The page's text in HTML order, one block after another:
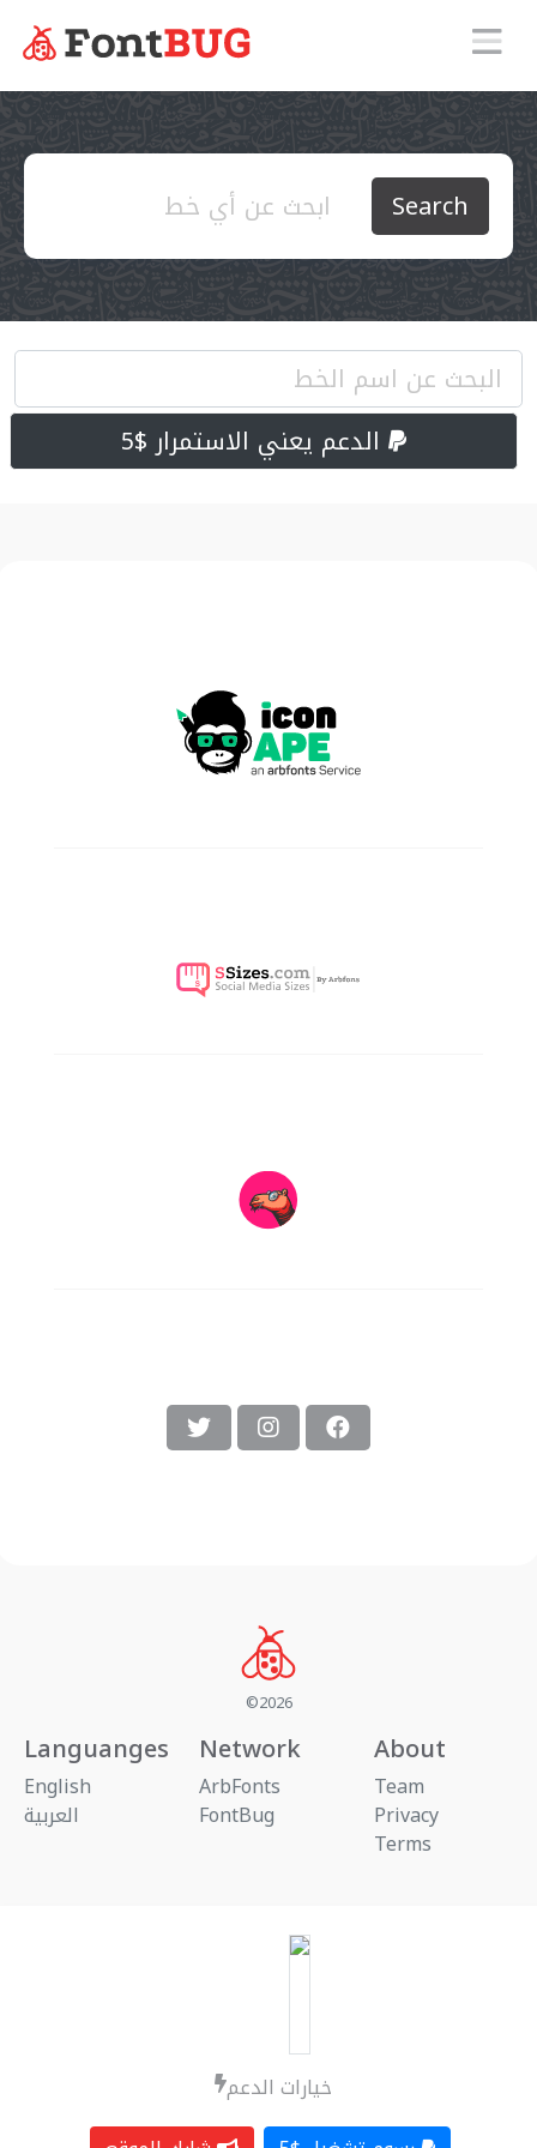
Search
الدعم يعني الاستمرار $5
خيارات الدعم
©2026
Languanges
English
العربية
Network
ArbFonts
FontBug
About
Team
Privacy
Terms